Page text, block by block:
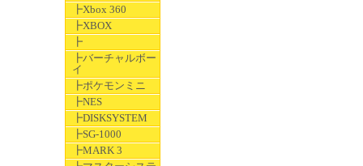
┣Xbox 360
┣XBOX
┣
┣バーチャルボー
イ
┣ポケモンミニ
┣NES
┣DISKSYSTEM
┣SG-1000
┣MARK 3